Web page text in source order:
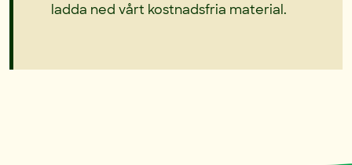
ladda ned vårt kostnadsfria material.